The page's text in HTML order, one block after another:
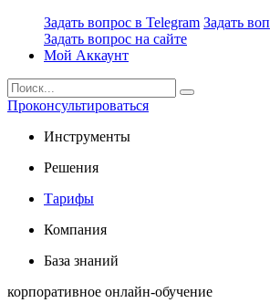
Задать вопрос в Telegram Задать
Задать вопрос на сайте
Мой Аккаунт
Проконсультироваться
Инструменты
Решения
Тарифы
Компания
База знаний
корпоративное онлайн-обучение